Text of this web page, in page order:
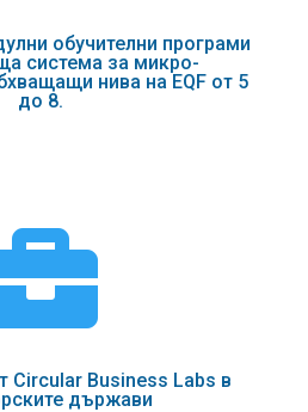
обучителни програми
система за микро-
нива на EQF от 5
до 8.
Circular Business Labs в
държави